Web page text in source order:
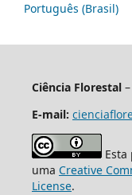
Português (Brasil)
Ciência Florestal–
E-mail:
Esta
uma Creative
License.